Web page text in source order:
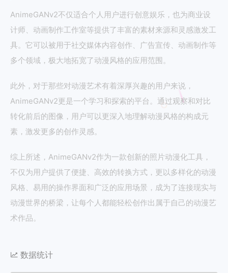
AnimeGANv2不仅适合个人用户进行创意娱乐，也为商业设
计师、动画制作工作室等提供了丰富的素材来源和灵感激发工
具。它可以被用于社交媒体内容创作、广告宣传、动画制作等
多个领域，极大地拓宽了动漫风格的应用范围。
此外，对于那些对动漫艺术有着深厚兴趣的用户来说，
AnimeGANv2更是一个学习和探索的平台。通过观察和对比
转化前后的图像，用户可以更深入地理解动漫风格的构成元
素，激发更多的创作灵感。
综上所述，AnimeGANv2作为一款创新的照片动漫化工具，
不仅为用户提供了便捷、高效的转换方式，更以多样化的动漫
风格、易用的操作界面和广泛的应用场景，成为了连接现实与
动漫世界的桥梁，让每个人都能轻松创作出属于自己的动漫艺
术作品。
数据统计